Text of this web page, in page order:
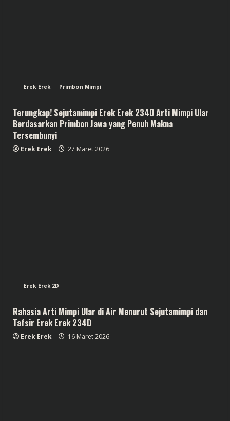
Erek Erek Primbon Mimpi
Terungkap! Sejutamimpi Erek Erek 234D Arti Mimpi Ular
Berdasarkan Primbon Jawa yang Penuh Makna
Tersembunyi
Erek Erek 27 Maret 2026
Erek Erek 2D
Rahasia Arti Mimpi Ular di Air Menurut Sejutamimpi dan
Tafsir Erek Erek 234D
Erek Erek 16 Maret 2026